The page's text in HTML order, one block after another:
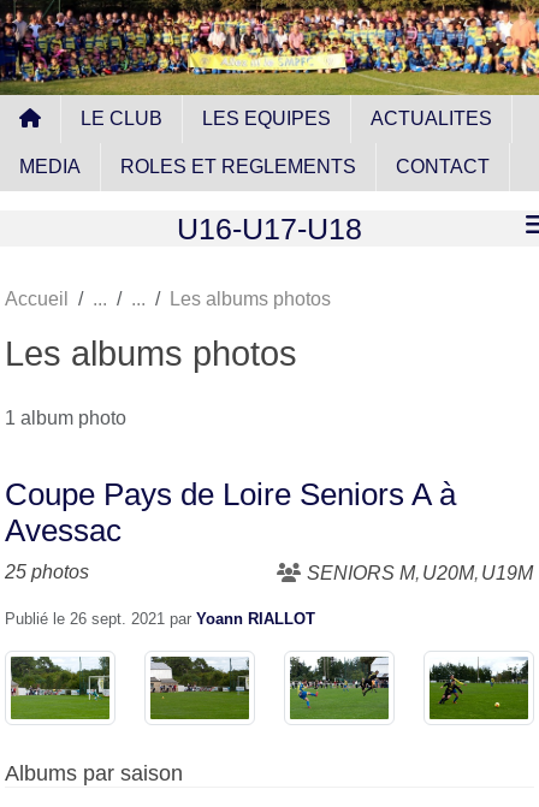
LE CLUB LES EQUIPES ACTUALITES
MEDIA ROLES ET REGLEMENTS CONTACT
U16-U17-U18
Accueil Les albums photos
Les albums photos
1 album photo
Coupe Pays de Loire Seniors A à
Avessac
25 photos SENIORS M U20M U19M
Publié le 26 sept. 2021 par Yoann RIALLOT
Albums par saison
Panneau de gestion des cookies